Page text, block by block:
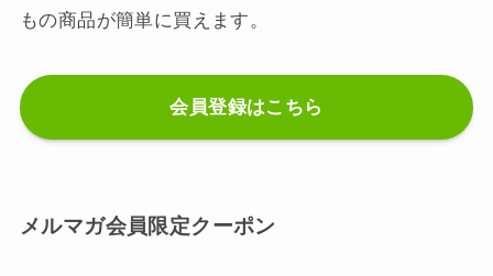
もの商品が簡単に買えます。
会員登録はこちら
メルマガ会員限定クーポン